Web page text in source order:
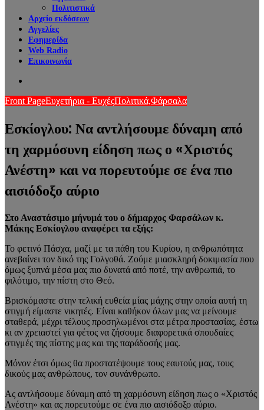
Πολιτιστικά
Αρχείο εκδόσεων
Αγγελίες
Εφημερίδα
Web Radio
Επικοινωνία
Front PageΕυχετήρια - ΕυχέςΠολιτικά,Φάρσαλα
Εσκίογλου: Να αντλήσουμε δύναμη από
τη χαρμόσυνη είδηση πως ο «Χριστός
Ανέστη» και να πορευτούμε σε ένα πιο
αισιόδοξο αύριο
Στο Αναστάσιμο μήνυμά του ο δήμαρχος Φαρσάλων κ.
Μάκης Εσκίογλου αναφέρει τα εξής:
Το φετινό Πάσχα, μαζί με τα πάθη του Κυρίου, η ανθρωπότητα
ανεβαίνει τον δικό της Γολγοθά. Ζούμε μιασκληρή δοκιμασία που
όμως ξυπνά μέσα μας πιο δυνατά από ποτέ, την ανθρωπιά, το
φιλότιμο, την πίστη στο Θεό.
Βρισκόμαστε στην τελική ευθεία μίας μάχης στην οποία αυτή τη
στιγμή είμαστε νικητές. Είναι καθήκον όλων μας να μείνουμε
σταθερά, μέχρι τέλους προσηλωμένοι στα μέτρα προστασίας, έστω
κι αν χρειαστεί για φέτος να ζήσουμε διαφορετικά σπουδαίες
στιγμές της πίστης μας και της παράδοσής μας.
Μόνον έτσι όμως θα προστατέψουμε τους εαυτούς μας, τους
δικούς μας ανθρώπους, τον συνάνθρωπο.
Ας αντλήσουμε δύναμη από τη χαρμόσυνη είδηση πως ο «Χριστός
Ανέστη» και ας πορευτούμε σε ένα πιο αισιόδοξο αύριο.